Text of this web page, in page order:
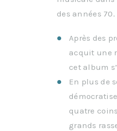
des années 70.
Après des
acquit une
cet album
En plus de
quatre
grands